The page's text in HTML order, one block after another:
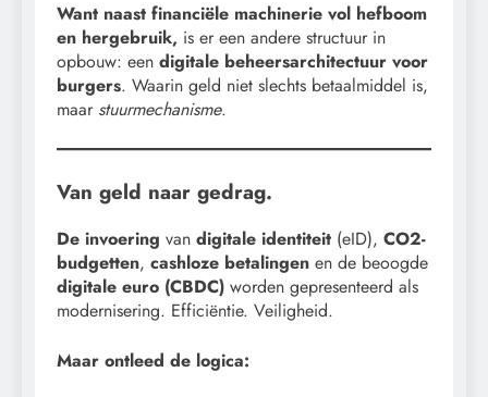
Want naast financiële machinerie vol hefboom
en hergebruik, is er een andere structuur in
opbouw: een digitale beheersarchitectuur voor
burgers. Waarin geld niet slechts betaalmiddel is,
maar stuurmechanisme.
Van geld naar gedrag.
De invoering van digitale identiteit (eID), CO2-
budgetten, cashloze betalingen en de beoogde
digitale euro (CBDC) worden gepresenteerd als
modernisering. Efficiëntie. Veiligheid.
Maar ontleed de logica: